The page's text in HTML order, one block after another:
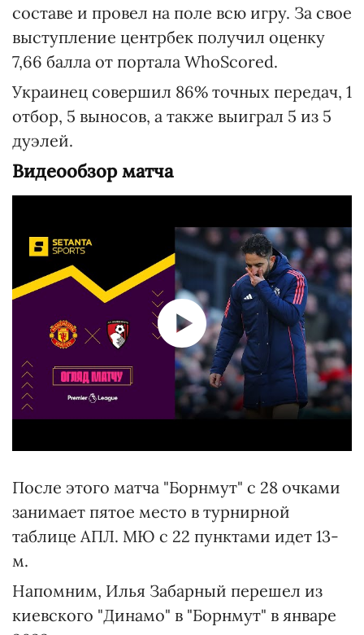
составе и провел на поле всю игру. За свое
выступление центрбек получил оценку
7,66 балла от портала WhoScored.
Украинец совершил 86% точных передач, 1
отбор, 5 выносов, а также выиграл 5 из 5
дуэлей.
Видеообзор матча
После этого матча "Борнмут" с 28 очками
занимает пятое место в турнирной
таблице АПЛ. МЮ с 22 пунктами идет 13-
м.
Напомним, Илья Забарный перешел из
киевского "Динамо" в "Борнмут" в январе